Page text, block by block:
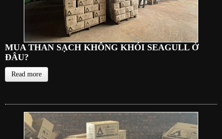
MUA THAN SẠCH KHÔNG KHÓI SEAGULL Ở
ĐÂU?
Read more